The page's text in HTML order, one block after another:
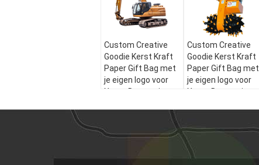
Custom Creative
Goodie Kerst Kraft
Paper Gift Bag met
je eigen logo voor
Xmas Decorative
Custom Creative
Goodie Kerst Kraft
Paper Gift Bag met
je eigen logo voor
Xmas Decorative